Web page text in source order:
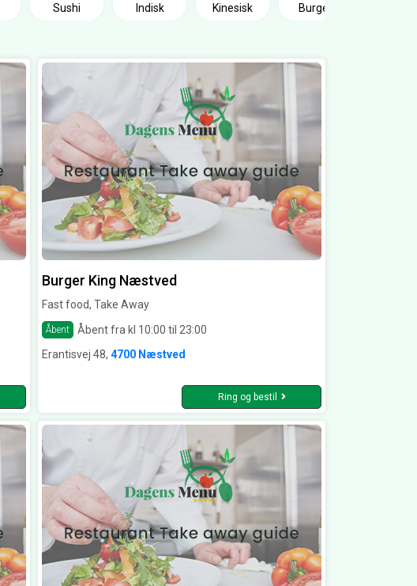
Sushi Indisk Kinesisk Burger
Burger King Næstved
Fast food, Take Away
Åbent
Åbent fra kl 10:00 til 23:00
Erantisvej 48, 4700 Næstved
Ring og bestil